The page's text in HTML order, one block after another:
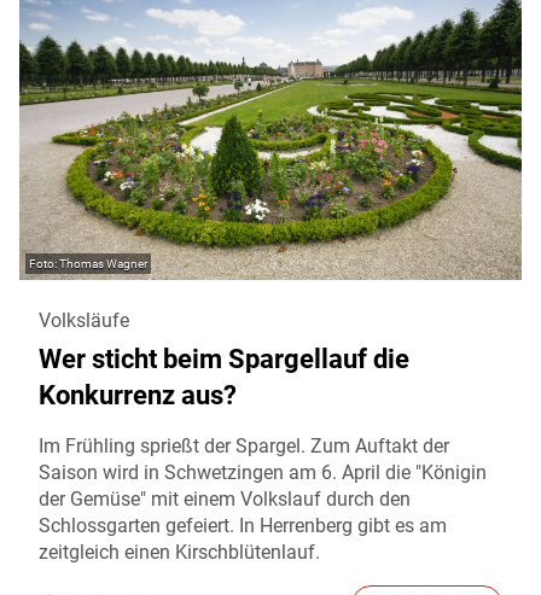
Thomas Wagner
Volksläufe
Wer sticht beim Spargellauf die
Konkurrenz aus?
Im Frühling sprießt der Spargel. Zum Auftakt der
Saison wird in Schwetzingen am 6. April die "Königin
der Gemüse" mit einem Volkslauf durch den
Schlossgarten gefeiert. In Herrenberg gibt es am
zeitgleich einen Kirschblütenlauf.